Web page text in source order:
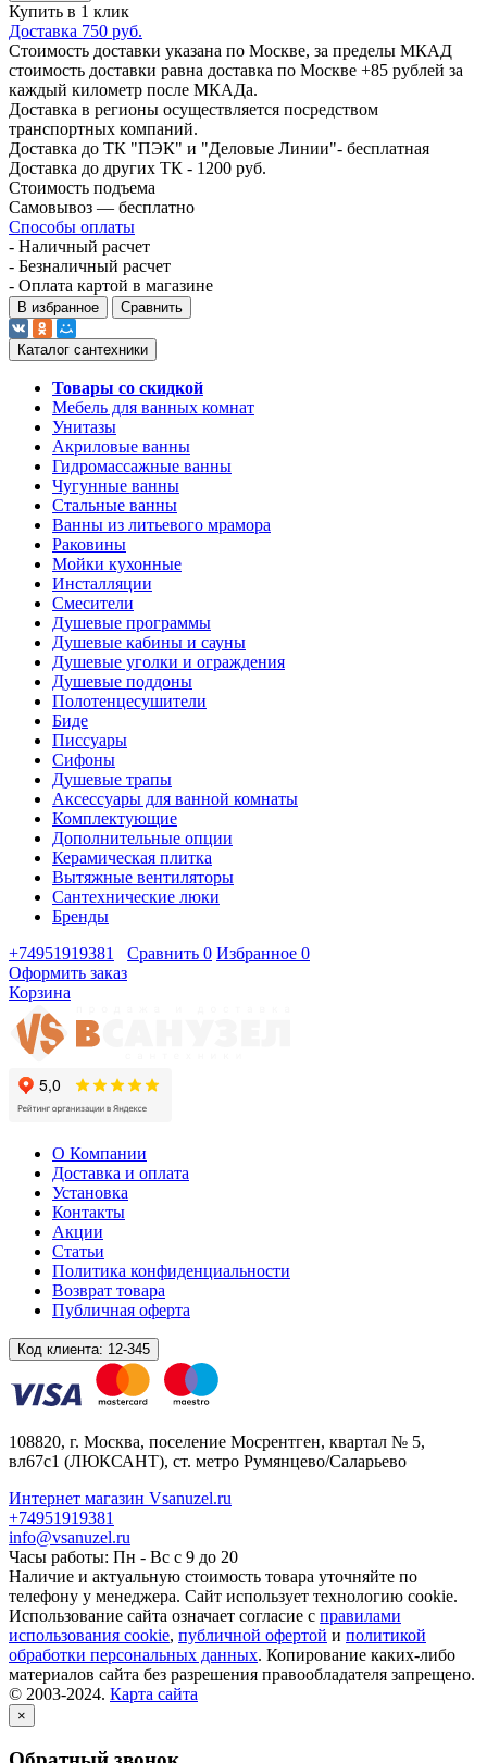
Купить в 1 клик
Доставка 750 руб.
Стоимость доставки указана по Москве, за пределы МКАД
стоимость доставки равна доставка по Москве +85 рублей за
каждый километр после МКАДа.
Доставка в регионы осуществляется посредством
транспортных компаний.
Доставка до ТК "ПЭК" и "Деловые Линии"- бесплатная
Доставка до других ТК - 1200 руб.
Стоимость подъема
Самовывоз — бесплатно
Способы оплаты
- Наличный расчет
- Безналичный расчет
- Оплата картой в магазине
В избранное Сравнить
Каталог сантехники
Товары со скидкой
Мебель для ванных комнат
Унитазы
Акриловые ванны
Гидромассажные ванны
Чугунные ванны
Стальные ванны
Ванны из литьевого мрамора
Раковины
Мойки кухонные
Инсталляции
Смесители
Душевые программы
Душевые кабины и сауны
Душевые уголки и ограждения
Душевые поддоны
Полотенцесушители
Биде
Писсуары
Сифоны
Душевые трапы
Аксессуары для ванной комнаты
Комплектующие
Дополнительные опции
Керамическая плитка
Вытяжные вентиляторы
Сантехнические люки
Бренды
+74951919381
Сравнить 0 Избранное 0
Оформить заказ
Корзина
О Компании
Доставка и оплата
Установка
Контакты
Акции
Статьи
Политика конфиденциальности
Возврат товара
Публичная оферта
Код клиента: 12-345
108820, г. Москва, поселение Мосрентген, квартал № 5,
вл67с1 (ЛЮКСАНТ), ст. метро Румянцево/Саларьево
Интернет магазин Vsanuzel.ru
+74951919381
info@vsanuzel.ru
Часы работы: Пн - Вс с 9 до 20
Наличие и актуальную стоимость товара уточняйте по
телефону у менеджера. Сайт использует технологию cookie.
Использование сайта означает согласие с правилами
использования cookie, публичной офертой и политикой
обработки персональных данных. Копирование каких-либо
материалов сайта без разрешения правообладателя запрещено.
© 2003-2024. Карта сайта
×